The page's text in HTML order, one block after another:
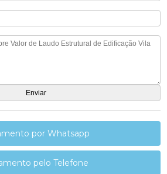
por Whatsapp
pelo Telefone